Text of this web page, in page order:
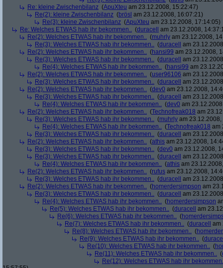
Re: kleine Zwischenbilanz (ApuXteu am 23.12.2008, 15:22:47)
Re(2): kleine Zwischenbilanz (brösl am 23.12.2008, 16:07:21)
Re(3): kleine Zwischenbilanz (ApuXteu am 23.12.2008, 17:14:05)
Re: Welches ETWAS hab ihr bekommen.. (duracell
am 23.12.2008,
Re(2): Welches ETWAS hab ihr bekommen.. (muhrly am 23.12.2008,
Re(3): Welches ETWAS hab ihr bekommen.. (duracell
am
Re(2): Welches ETWAS hab ihr bekommen.. (hansi99 am 23.12.2008,
Re(3): Welches ETWAS hab ihr bekommen.. (duracell
am
Re(4): Welches ETWAS hab ihr bekommen.. (hansi99 am
Re(2): Welches ETWAS hab ihr bekommen.. (user96106 am
Re(3): Welches ETWAS hab ihr bekommen.. (duracell
am
Re(2): Welches ETWAS hab ihr bekommen.. (dev0 am 23.12.2008,
Re(3): Welches ETWAS hab ihr bekommen.. (duracell
am
Re(4): Welches ETWAS hab ihr bekommen.. (dev0 am
Re(2): Welches ETWAS hab ihr bekommen.. (Technofreak018 am
Re(3): Welches ETWAS hab ihr bekommen.. (muhrly am
Re(4): Welches ETWAS hab ihr bekommen.. (Technofreak018 am
Re(3): Welches ETWAS hab ihr bekommen.. (duracell
am
Re(2): Welches ETWAS hab ihr bekommen.. (athis am 23.12.2008,
Re(3): Welches ETWAS hab ihr bekommen.. (dev0 am 23.12.2008,
Re(3): Welches ETWAS hab ihr bekommen.. (duracell
am
Re(4): Welches ETWAS hab ihr bekommen.. (athis am
Re(2): Welches ETWAS hab ihr bekommen.. (rufus am 23.12.2008,
Re(3): Welches ETWAS hab ihr bekommen.. (duracell
am
Re(2): Welches ETWAS hab ihr bekommen.. (homerdersimpson am
Re(3): Welches ETWAS hab ihr bekommen.. (duracell
am
Re(4): Welches ETWAS hab ihr bekommen.. (homerdersimpson
Re(5): Welches ETWAS hab ihr bekommen.. (duracell
am
Re(6): Welches ETWAS hab ihr bekommen.. (
Re(7): Welches ETWAS hab ihr bekommen.. (duracell
am
Re(8): Welches ETWAS hab ihr bekommen.. (
Re(9): Welches ETWAS hab ihr bekommen.. (
Re(10): Welches ETWAS hab ihr bekommen.. (
Re(11): Welches ETWAS hab ihr bekommen.. (
Re(12): Welches ETWAS hab ihr